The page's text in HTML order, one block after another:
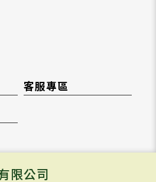
客服專區
限公司